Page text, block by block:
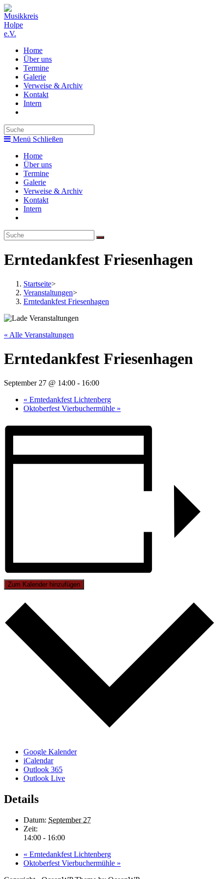
Zum
Inhalt
springen
Home
Über uns
Termine
Galerie
Verweise & Archiv
Kontakt
Intern
search
Menü Schließen
Home
Über uns
Termine
Galerie
Verweise & Archiv
Kontakt
Intern
search
Erntedankfest Friesenhagen
Startseite>
Veranstaltungen>
Erntedankfest Friesenhagen
« Alle Veranstaltungen
Erntedankfest Friesenhagen
September 27 @ 14:00 - 16:00
« Erntedankfest Lichtenberg
Oktoberfest Vierbuchermühle »
Zum Kalender hinzufügen
Google Kalender
iCalendar
Outlook 365
Outlook Live
Details
Datum: September 27
Zeit:
14:00 - 16:00
« Erntedankfest Lichtenberg
Oktoberfest Vierbuchermühle »